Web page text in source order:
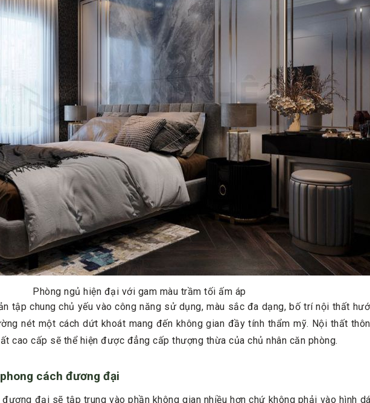
Phòng ngủ hiện đại với gam màu trầm tối ấm áp
tập chung chủ yếu vào công năng sử dụng, màu sắc đa dạng, bố trí nội thất
nét một cách dứt khoát mang đến không gian đầy tính thẩm mỹ. Nội thất
cao cấp sẽ thể hiện được đẳng cấp thượng thừa của chủ nhân căn phòng.
cách đương đại
đại sẽ tập trung vào phần không gian nhiều hơn chứ không phải vào hình